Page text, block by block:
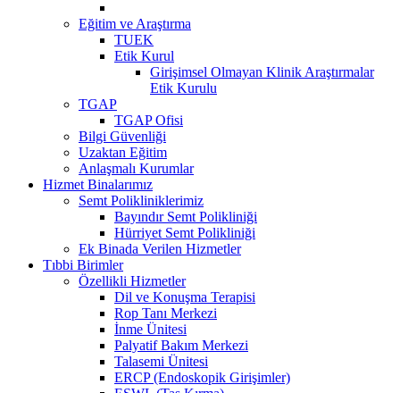
Eğitim ve Araştırma
TUEK
Etik Kurul
Girişimsel Olmayan Klinik Araştırmalar
Etik Kurulu
TGAP
TGAP Ofisi
Bilgi Güvenliği
Uzaktan Eğitim
Anlaşmalı Kurumlar
Hizmet Binalarımız
Semt Polikliniklerimiz
Bayındır Semt Polikliniği
Hürriyet Semt Polikliniği
Ek Binada Verilen Hizmetler
Tıbbi Birimler
Özellikli Hizmetler
Dil ve Konuşma Terapisi
Rop Tanı Merkezi
İnme Ünitesi
Palyatif Bakım Merkezi
Talasemi Ünitesi
ERCP (Endoskopik Girişimler)